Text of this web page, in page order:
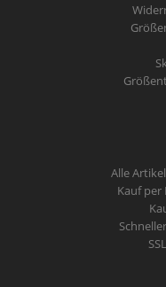
Alle
Kauf per